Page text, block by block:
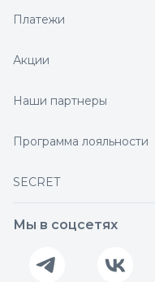
Платежи
Акции
Наши партнеры
Программа лояльности
SECRET
Мы в соцсетях